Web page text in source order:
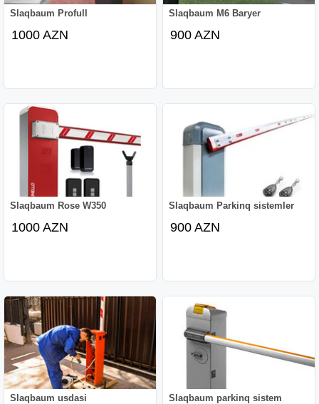
Slaqbaum Profull
1000 AZN
Slaqbaum M6 Baryer
900 AZN
Slaqbaum Rose W350
1000 AZN
Slaqbaum Parkinq sistemler
900 AZN
Slaqbaum usdasi Slaqbaum parkinq sistem